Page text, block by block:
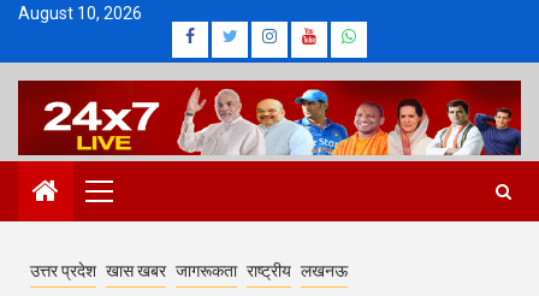
Skip
content
August 10, 2026
Facebook
Twitter
Instagram
Youtube
Whatsapp
Primary
Menu
उत्तर प्रदेश खास खबर जागरूकता राष्ट्रीय लखनऊ